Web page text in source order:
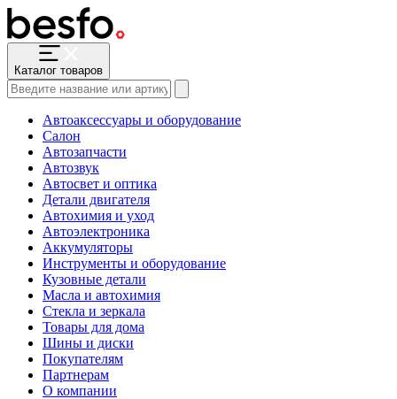
Каталог товаров
Автоаксессуары и оборудование
Салон
Автозапчасти
Автозвук
Автосвет и оптика
Детали двигателя
Автохимия и уход
Автоэлектроника
Аккумуляторы
Инструменты и оборудование
Кузовные детали
Масла и автохимия
Стекла и зеркала
Товары для дома
Шины и диски
Покупателям
Партнерам
О компании